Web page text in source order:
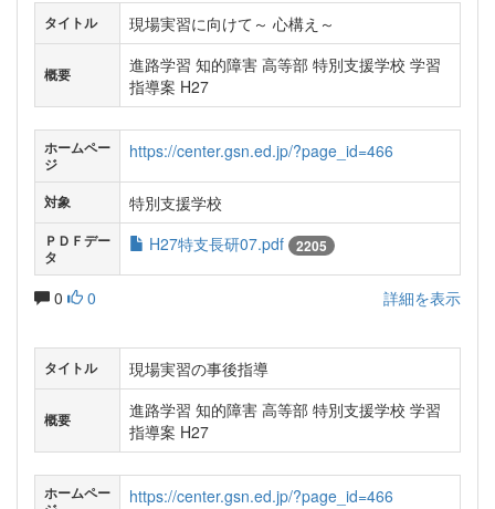
タイトル 現場実習に向けて～ 心構え～
概要
進路学習 知的障害 高等部 特別支援学校 学習
指導案 H27
ホームペー
ジ
https://center.gsn.ed.jp/?page_id=466
対象 特別支援学校
ＰＤＦデー
タ
H27特支長研07.pdf 2205
0 0 詳細を表示
タイトル 現場実習の事後指導
概要
進路学習 知的障害 高等部 特別支援学校 学習
指導案 H27
ホームペー
https://center.gsn.ed.jp/?page_id=466